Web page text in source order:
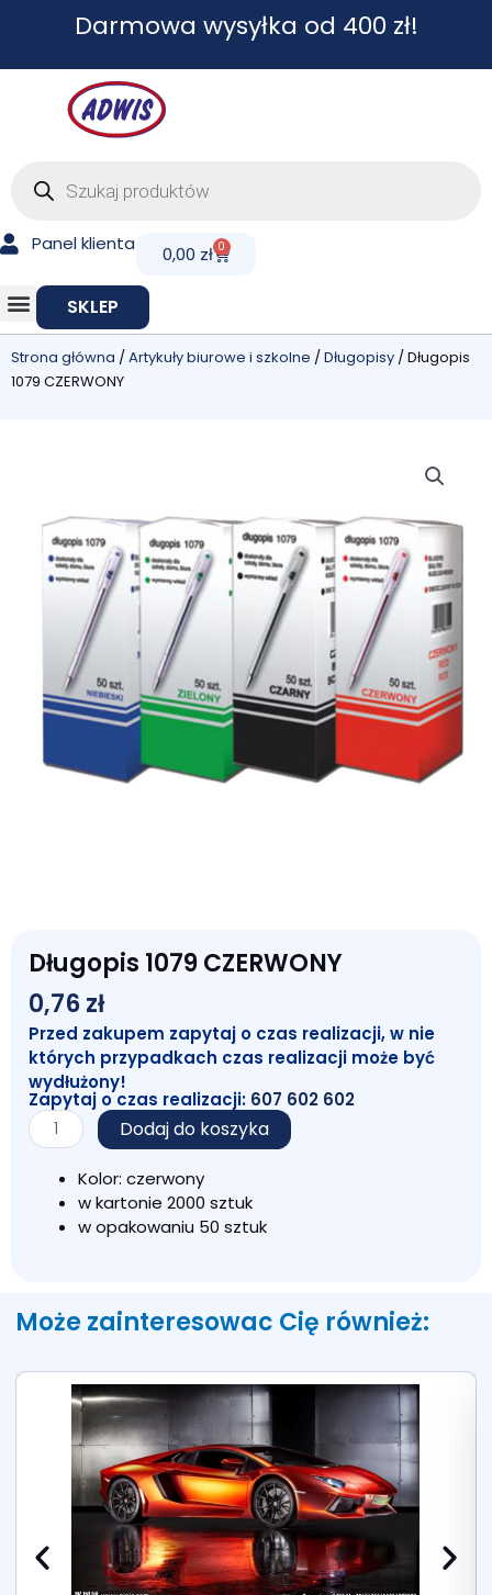
Darmowa wysyłka od 400 zł!
Panel klienta 0,00 zł 0
Cart
SKLEP
Strona główna /Artykuły biurowe i szkolne /Długopisy / Długopis
1079 CZERWONY
Długopis 1079 CZERWONY
0,76zł
Przed zakupem zapytaj o czas realizacji, w nie
których przypadkach czas realizacji może być
wydłużony!
Zapytaj o czas realizacji: 607 602 602
ilość
Długopis
CZERWONY
Dodaj do koszyka
Kolor: czerwony
w kartonie 2000 sztuk
w opakowaniu 50 sztuk
Może zainteresowac Cię również: